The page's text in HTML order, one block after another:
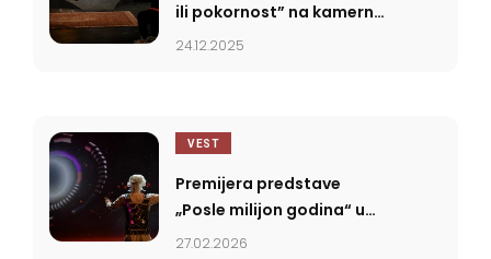
ili pokornost” na kamernoj
sceni SNP-a
24.12.2025
VEST
Premijera predstave
„Posle milijon godina“ u
SNP-u
27.02.2026